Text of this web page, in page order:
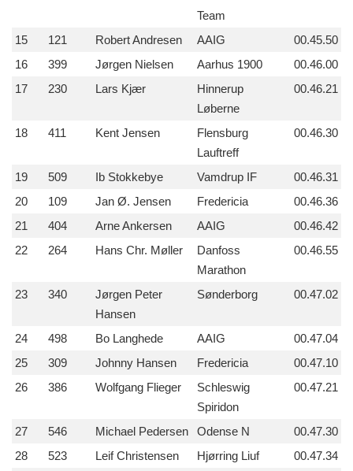
Team
15 121 Robert Andresen AAIG
00.45.50
16
399 Jørgen Nielsen Aarhus 1900
00.46.00
17
230 Lars Kjær
Hinnerup
Løberne
00.46.21
18 411 Kent Jensen
Flensburg
Lauftreff
00.46.30
19 509 Ib Stokkebye Vamdrup IF
00.46.31
20
109 Jan Ø. Jensen Fredericia
00.46.36
21
404 Arne Ankersen AAIG
00.46.42
22
264 Hans Chr. Møller
Danfoss
Marathon
00.46.55
23 340
Jørgen Peter
Hansen
Sønderborg 00.47.02
24 498 Bo Langhede AAIG
00.47.04
25
309 Johnny Hansen Fredericia
00.47.10
26
386 Wolfgang Flieger
Schleswig
Spiridon
00.47.21
27 546 Michael Pedersen Odense N
00.47.30
28
523 Leif Christensen Hjørring Liuf
00.47.34